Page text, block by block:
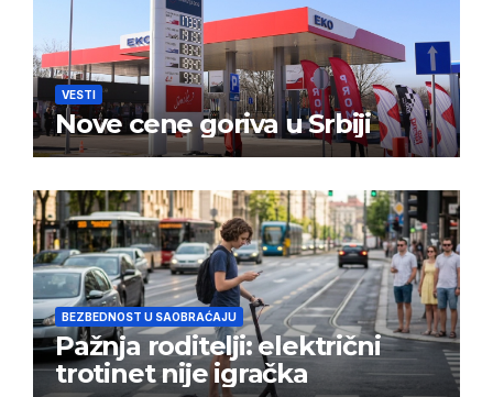
VESTI
Nove cene goriva u Srbiji
BEZBEDNOST U SAOBRAĆAJU
Pažnja roditelji: električni
trotinet nije igračka